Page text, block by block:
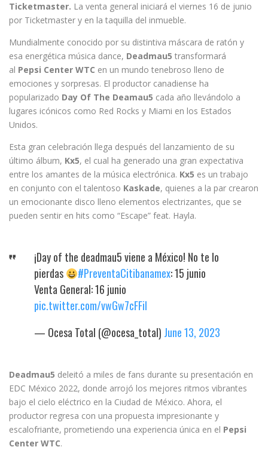
Ticketmaster. La venta general iniciará el viernes 16 de junio
por Ticketmaster y en la taquilla del inmueble.
Mundialmente conocido por su distintiva máscara de ratón y
esa energética música dance, Deadmau5 transformará
al Pepsi Center WTC en un mundo tenebroso lleno de
emociones y sorpresas. El productor canadiense ha
popularizado Day Of The Deamau5 cada año llevándolo a
lugares icónicos como Red Rocks y Miami en los Estados
Unidos.
Esta gran celebración llega después del lanzamiento de su
último álbum, Kx5, el cual ha generado una gran expectativa
entre los amantes de la música electrónica. Kx5 es un trabajo
en conjunto con el talentoso Kaskade, quienes a la par crearon
un emocionante disco lleno elementos electrizantes, que se
pueden sentir en hits como “Escape” feat. Hayla.
¡Day of the deadmau5 viene a México! No te lo
pierdas
#PreventaCitibanamex: 15 junio
Venta General: 16 junio
pic.twitter.com/vwGw7cFFiI
— Ocesa Total (@ocesa_total) June 13, 2023
Deadmau5 deleitó a miles de fans durante su presentación en
EDC México 2022, donde arrojó los mejores ritmos vibrantes
bajo el cielo eléctrico en la Ciudad de México. Ahora, el
productor regresa con una propuesta impresionante y
escalofriante, prometiendo una experiencia única en el Pepsi
Center WTC.